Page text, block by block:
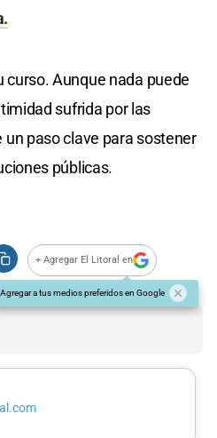
curso. Aunque nada puede
sufrida por las
paso clave para sostener
públicas.
+ Agregar El Litoral en
Agregar a tus medios preferidos en Google